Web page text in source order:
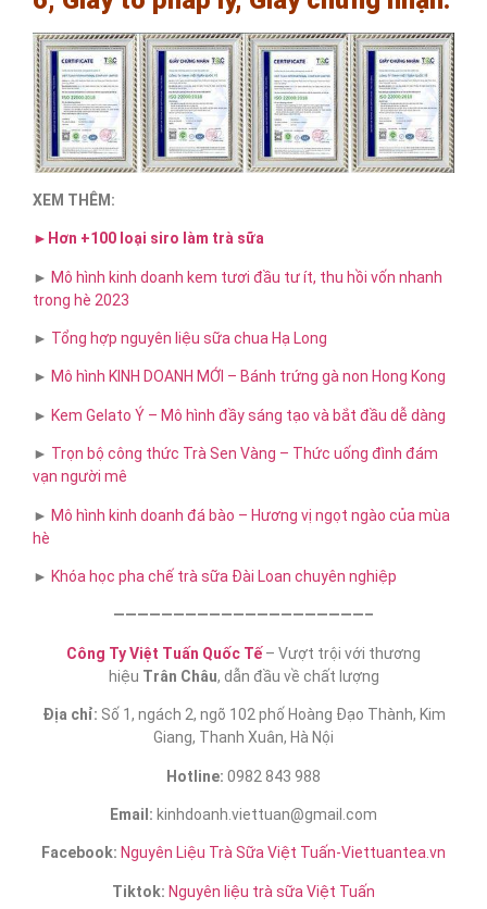
XEM THÊM:
►Hơn +100 loại siro làm trà sữa
► Mô hình kinh doanh kem tươi đầu tư ít, thu hồi vốn nhanh
trong hè 2023
► Tổng hợp nguyên liệu sữa chua Hạ Long
► Mô hình KINH DOANH MỚI – Bánh trứng gà non Hong Kong
► Kem Gelato Ý – Mô hình đầy sáng tạo và bắt đầu dễ dàng
► Trọn bộ công thức Trà Sen Vàng – Thức uống đình đám
vạn người mê
► Mô hình kinh doanh đá bào – Hương vị ngọt ngào của mùa
hè
► Khóa học pha chế trà sữa​ Đài Loan chuyên nghiệp
—————————————————————–
Công Ty Việt Tuấn Quốc Tế – Vượt trội với thương
hiệu Trân Châu, dẫn đầu về chất lượng
Địa chỉ: Số 1, ngách 2, ngõ 102 phố Hoàng Đạo Thành, Kim
Giang, Thanh Xuân, Hà Nội
Hotline: 0982 843 988
Email: kinhdoanh.viettuan@gmail.com
Facebook: Nguyên Liệu Trà Sữa Việt Tuấn-Viettuantea.vn
Tiktok: Nguyên liệu trà sữa Việt Tuấn